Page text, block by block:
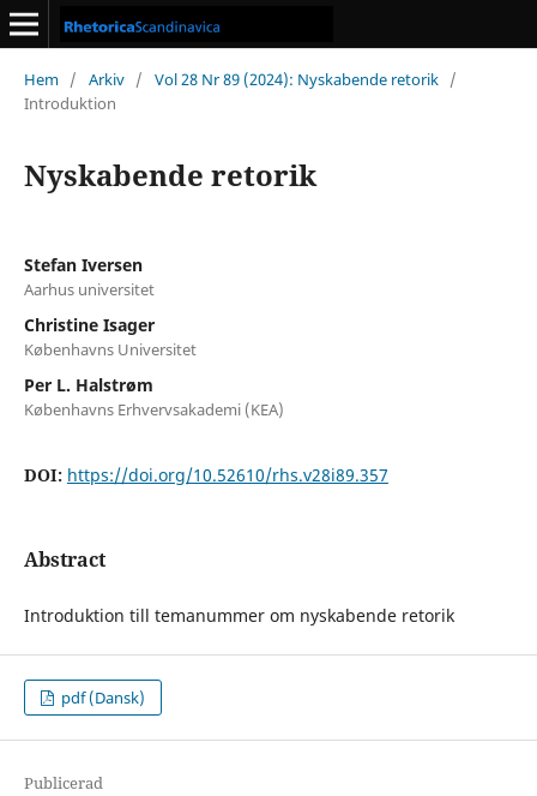
Hem / Arkiv / Vol 28 Nr 89 (2024): Nyskabende retorik /
Introduktion
Nyskabende retorik
Stefan Iversen
Aarhus universitet
Christine Isager
Københavns Universitet
Per L. Halstrøm
Københavns Erhvervsakademi (KEA)
DOI: https://doi.org/10.52610/rhs.v28i89.357
Abstract
Introduktion till temanummer om nyskabende retorik
pdf (Dansk)
Publicerad